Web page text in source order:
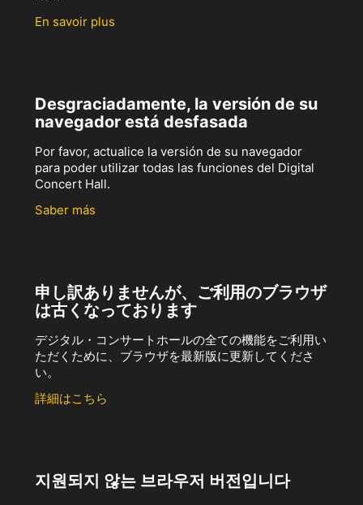
En savoir plus
Desgraciadamente, la versión de su
navegador está desfasada
Por favor, actualice la versión de su navegador
para poder utilizar todas las funciones del Digital
Concert Hall.
Saber más
申し訳ありませんが、ご利用のブラウザ
は古くなっております
デジタル・コンサートホールの全ての機能をご利用い
ただくために、ブラウザを最新版に更新してくださ
い。
詳細はこちら
지원되지 않는 브라우저 버전입니다